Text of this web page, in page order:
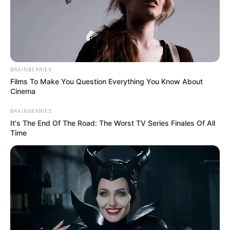
Official IZ*ONE
아이즈원
Member IZ*ONE
1. Eun Bi
BRAINBERRIES
Films To Make You Question Everything You Know About
Cinema
BRAINBERRIES
It's The End Of The Road: The Worst TV Series Finales Of All
Time